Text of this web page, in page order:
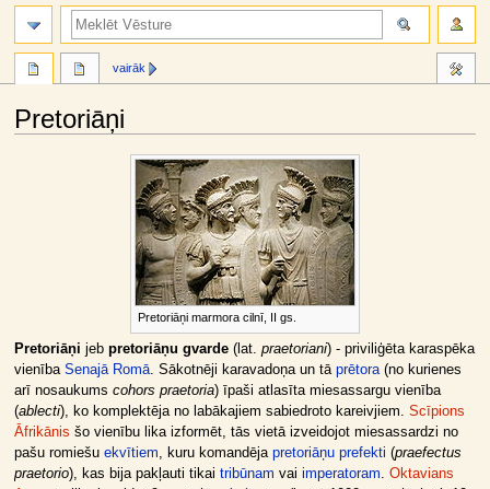
Pretoriāņi
Pretoriāņi marmora cilnī, II gs.
Pretoriāņi jeb pretoriāņu gvarde(lat. praetoriani) - priviliģēta karaspēka
vienība Senajā Romā. Sākotnēji karavadoņa un tā prētora(no kurienes
arī nosaukums cohors praetoria) īpaši atlasīta miesassargu vienība
(ablecti), ko komplektēja no labākajiem sabiedroto kareivjiem. Scīpions
Āfrikānis šo vienību lika izformēt, tās vietā izveidojot miesassardzi no
pašu romiešu ekvītiem, kuru komandēja pretoriāņu prefekti (praefectus
praetorio), kas bija pakļauti tikai tribūnam vai imperatoram. Oktavians
vairāk
meklēt